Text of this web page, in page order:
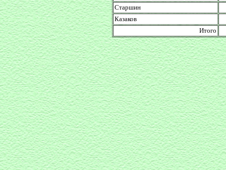
Старшин
Казаков
Итого